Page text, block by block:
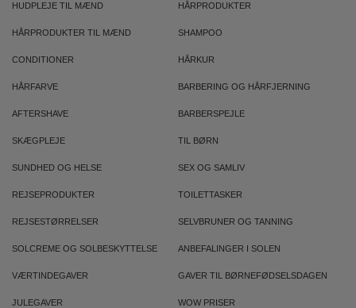
HUDPLEJE TIL MÆND HÅRPRODUKTER
HÅRPRODUKTER TIL MÆND SHAMPOO
CONDITIONER HÅRKUR
HÅRFARVE BARBERING OG HÅRFJERNING
AFTERSHAVE BARBERSPEJLE
SKÆGPLEJE TIL BØRN
SUNDHED OG HELSE SEX OG SAMLIV
REJSEPRODUKTER TOILETTASKER
REJSESTØRRELSER SELVBRUNER OG TANNING
SOLCREME OG SOLBESKYTTELSE ANBEFALINGER I SOLEN
VÆRTINDEGAVER GAVER TIL BØRNEFØDSELSDAGEN
JULEGAVER WOW PRISER